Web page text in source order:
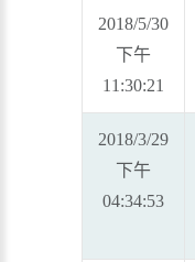
2018/5/30
下午
11:30:21
2018/3/29
下午
04:34:53